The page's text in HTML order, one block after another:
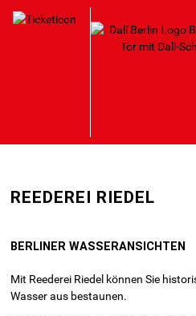
zum
HAUPTNAVIGATION
REEDEREI RIEDEL
BERLINER WASSERANSICHTEN
Mit Reederei Riedel können Sie
Wasser aus bestaunen.